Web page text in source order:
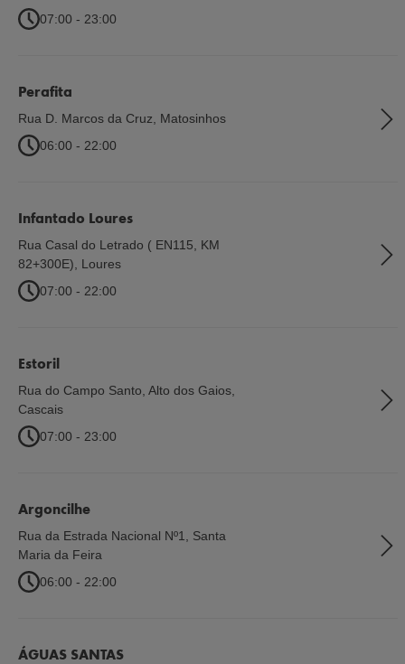
07:00 - 23:00
Perafita
Rua D. Marcos da Cruz
Matosinhos
06:00 - 22:00
Infantado Loures
Rua Casal do Letrado ( EN115, KM
82+300E)
Loures
07:00 - 22:00
Estoril
Rua do Campo Santo, Alto dos Gaios
Cascais
07:00 - 23:00
Argoncilhe
Rua da Estrada Nacional Nº1
Santa
Maria da Feira
06:00 - 22:00
ÁGUAS SANTAS